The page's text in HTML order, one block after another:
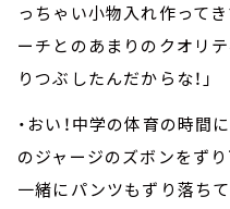
っちゃい小物入れ作って
ーチとのあまりのクオリ
りつぶしたんだからな！」
・おい！中学の体育の時間
のジャージのズボンをず
一緒にパンツもずり落ち